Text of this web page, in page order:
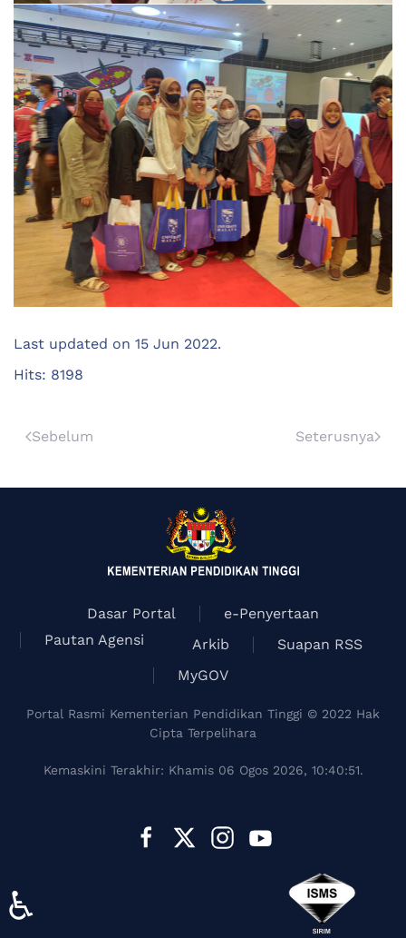
Last updated on 15 Jun 2022.
Hits: 8198
Sebelum Seterusnya
Dasar Portal
e-Penyertaan
Pautan Agensi
Arkib
Suapan RSS
MyGOV
Portal Rasmi Kementerian Pendidikan Tinggi © 2022 Hak
Cipta Terpelihara
Kemaskini Terakhir: Khamis 06 Ogos 2026, 10:40:51.